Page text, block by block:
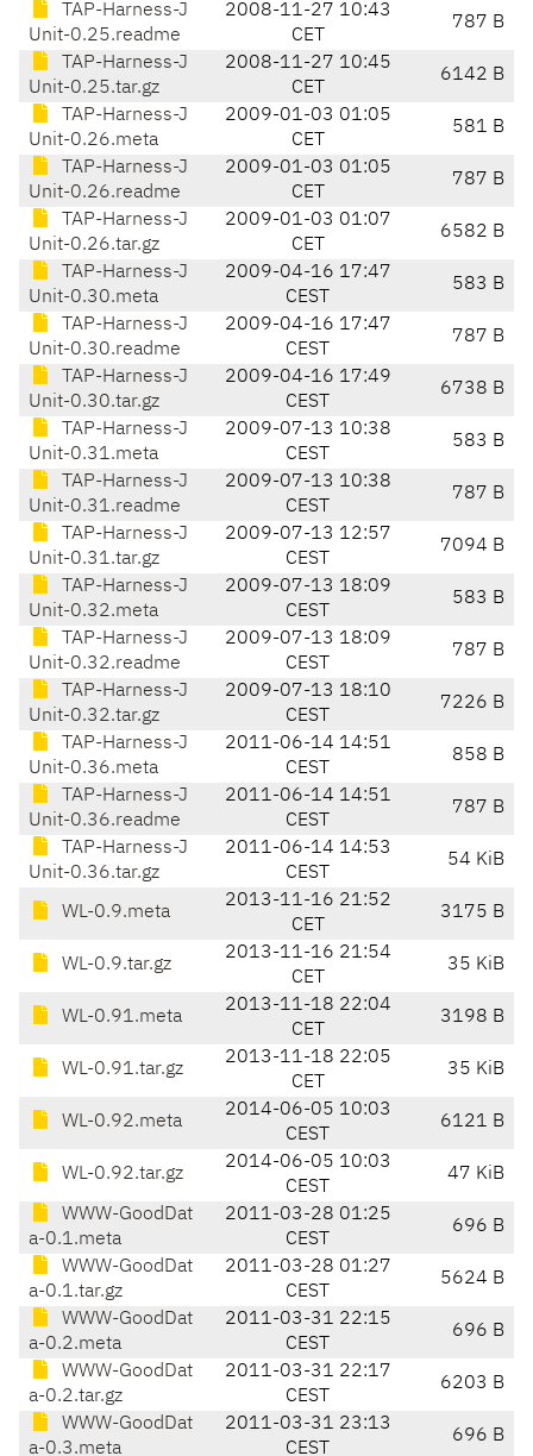
TAP-Harness-J
Unit-0.25.readme
2008-11-27 10:43
CET
787 B
TAP-Harness-J
Unit-0.25.tar.gz
2008-11-27 10:45
CET
6142 B
TAP-Harness-J
Unit-0.26.meta
2009-01-03 01:05
CET
581 B
TAP-Harness-J
Unit-0.26.readme
2009-01-03 01:05
CET
787 B
TAP-Harness-J
Unit-0.26.tar.gz
2009-01-03 01:07
CET
6582 B
TAP-Harness-J
Unit-0.30.meta
2009-04-16 17:47
CEST
583 B
TAP-Harness-J
Unit-0.30.readme
2009-04-16 17:47
CEST
787 B
TAP-Harness-J
Unit-0.30.tar.gz
2009-04-16 17:49
CEST
6738 B
TAP-Harness-J
Unit-0.31.meta
2009-07-13 10:38
CEST
583 B
TAP-Harness-J
Unit-0.31.readme
2009-07-13 10:38
CEST
787 B
TAP-Harness-J
Unit-0.31.tar.gz
2009-07-13 12:57
CEST
7094 B
TAP-Harness-J
Unit-0.32.meta
2009-07-13 18:09
CEST
583 B
TAP-Harness-J
Unit-0.32.readme
2009-07-13 18:09
CEST
787 B
TAP-Harness-J
Unit-0.32.tar.gz
2009-07-13 18:10
CEST
7226 B
TAP-Harness-J
Unit-0.36.meta
2011-06-14 14:51
CEST
858 B
TAP-Harness-J
Unit-0.36.readme
2011-06-14 14:51
CEST
787 B
TAP-Harness-J
Unit-0.36.tar.gz
2011-06-14 14:53
CEST
54 KiB
WL-0.9.meta
2013-11-16 21:52
CET
3175 B
WL-0.9.tar.gz
2013-11-16 21:54
CET
35 KiB
WL-0.91.meta
2013-11-18 22:04
CET
3198 B
WL-0.91.tar.gz
2013-11-18 22:05
CET
35 KiB
WL-0.92.meta
2014-06-05 10:03
CEST
6121 B
WL-0.92.tar.gz
2014-06-05 10:03
CEST
47 KiB
WWW-GoodDat
a-0.1.meta
2011-03-28 01:25
CEST
696 B
WWW-GoodDat
a-0.1.tar.gz
2011-03-28 01:27
CEST
5624 B
WWW-GoodDat
a-0.2.meta
2011-03-31 22:15
CEST
696 B
WWW-GoodDat
a-0.2.tar.gz
2011-03-31 22:17
CEST
6203 B
WWW-GoodDat
a-0.3.meta
2011-03-31 23:13
CEST
696 B